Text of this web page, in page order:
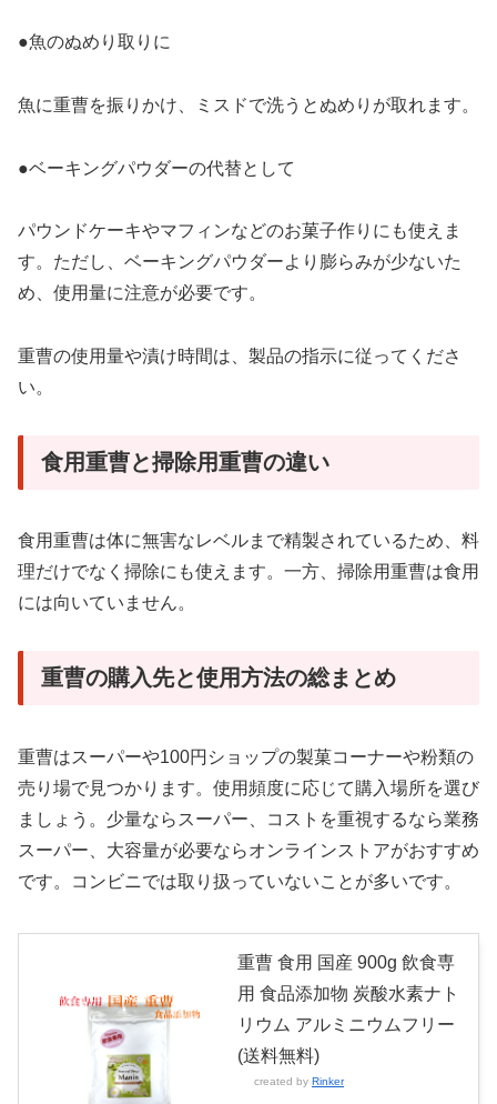
●魚のぬめり取りに
魚に重曹を振りかけ、ミスドで洗うとぬめりが取れます。
●ベーキングパウダーの代替として
パウンドケーキやマフィンなどのお菓子作りにも使えま
す。ただし、ベーキングパウダーより膨らみが少ないた
め、使用量に注意が必要です。
重曹の使用量や漬け時間は、製品の指示に従ってくださ
い。
食用重曹と掃除用重曹の違い
食用重曹は体に無害なレベルまで精製されているため、料
理だけでなく掃除にも使えます。一方、掃除用重曹は食用
には向いていません。
重曹の購入先と使用方法の総まとめ
重曹はスーパーや100円ショップの製菓コーナーや粉類の
売り場で見つかります。使用頻度に応じて購入場所を選び
ましょう。少量ならスーパー、コストを重視するなら業務
スーパー、大容量が必要ならオンラインストアがおすすめ
です。コンビニでは取り扱っていないことが多いです。
重曹 食用 国産 900g 飲食専
用 食品添加物 炭酸水素ナト
リウム アルミニウムフリー
(送料無料)
created by Rinker